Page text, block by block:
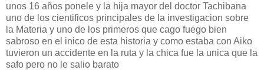
unos 16 años ponele y la hija mayor del doctor Tachibana
uno de los cientificos principales de la investigacion sobre
la Materia y uno de los primeros que cago fuego bien
sabroso en el inico de esta historia y como estaba con Aiko
tuvieron un accidente en la ruta y la chica fue la unica que la
safo pero no le salio barato